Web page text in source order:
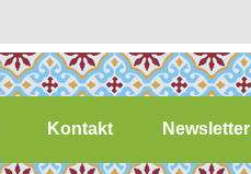
Kontakt Newsletter